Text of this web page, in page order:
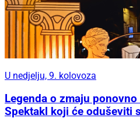
U nedjelju, 9. kolovoza
Legenda o zmaju
Spektakl koji će oduševiti